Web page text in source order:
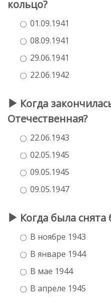
кольцо?
01.09.1941
08.09.1941
29.06.1941
22.06.1942
Когда
Отечественная?
22.06.1943
02.05.1945
09.05.1945
09.05.1947
Когда была
В ноябре 1943
В январе 1944
В мае 1944
В апреле 1945